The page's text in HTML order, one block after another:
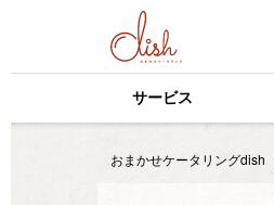
サービス
おまかせケータリングdish